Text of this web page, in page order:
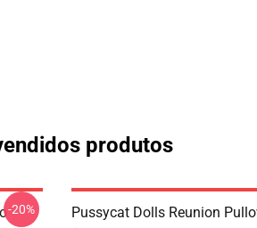
produtos
-20%
Pussycat Dolls Reunion